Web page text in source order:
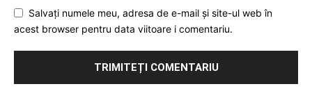
Salvați numele meu, adresa de e-mail și site-ul web în
acest browser pentru data viitoare i comentariu.